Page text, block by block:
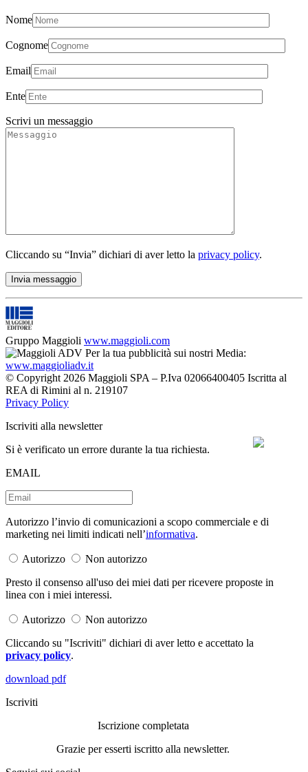
Nome
Cognome
Email
Ente
Scrivi un messaggio
Cliccando su “Invia” dichiari di aver letto la privacy policy.
Gruppo Maggioli www.maggioli.com
Per la tua pubblicità sui nostri Media:
www.maggioliadv.it
© Copyright 2026 Maggioli SPA – P.Iva 02066400405 Iscritta al
REA di Rimini al n. 219107
Privacy Policy
Iscriviti alla newsletter
Si è verificato un errore durante la tua richiesta.
EMAIL
Autorizzo l’invio di comunicazioni a scopo commerciale e di
marketing nei limiti indicati nell’informativa.
Autorizzo
Non autorizzo
Presto il consenso all'uso dei miei dati per ricevere proposte in
linea con i miei interessi.
Autorizzo
Non autorizzo
Cliccando su "Iscriviti" dichiari di aver letto e accettato la
privacy policy.
download pdf
Iscriviti
Iscrizione completata
Grazie per esserti iscritto alla newsletter.